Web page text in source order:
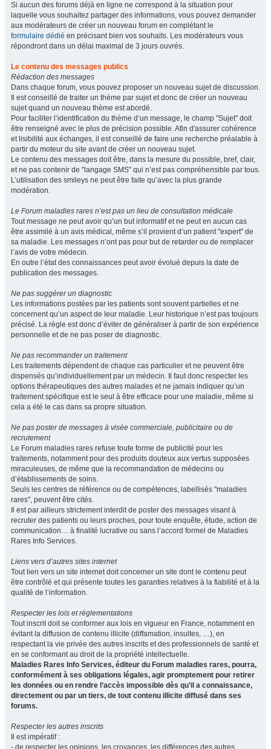
Si aucun des forums déjà en ligne ne correspond à la situation pour
laquelle vous souhaitez partager des informations, vous pouvez demander
aux modérateurs de créer un nouveau forum en complétant le
formulaire dédié en précisant bien vos souhaits. Les modérateurs vous
répondront dans un délai maximal de 3 jours ouvrés.
Le contenu des messages publics
Rédaction des messages
Dans chaque forum, vous pouvez proposer un nouveau sujet de discussion.
Il est conseillé de traiter un thème par sujet et donc de créer un nouveau
sujet quand un nouveau thème est abordé.
Pour faciliter l’identification du thème d’un message, le champ "Sujet" doit
être renseigné avec le plus de précision possible. Afin d'assurer cohérence
et lisibilité aux échanges, il est conseillé de faire une recherche préalable à
partir du moteur du site avant de créer un nouveau sujet.
Le contenu des messages doit être, dans la mesure du possible, bref, clair,
et ne pas contenir de "langage SMS" qui n’est pas compréhensible par tous.
L’utilisation des smileys ne peut être faite qu’avec la plus grande
modération.
Le Forum maladies rares n’est pas un lieu de consultation médicale
Tout message ne peut avoir qu’un but informatif et ne peut en aucun cas
être assimilé à un avis médical, même s’il provient d’un patient "expert" de
sa maladie. Les messages n’ont pas pour but de retarder ou de remplacer
l’avis de votre médecin.
En outre l’état des connaissances peut avoir évolué depuis la date de
publication des messages.
Ne pas suggérer un diagnostic
Les informations postées par les patients sont souvent partielles et ne
concernent qu’un aspect de leur maladie. Leur historique n’est pas toujours
précisé. La règle est donc d’éviter de généraliser à partir de son expérience
personnelle et de ne pas poser de diagnostic.
Ne pas recommander un traitement
Les traitements dépendent de chaque cas particulier et ne peuvent être
dispensés qu’individuellement par un médecin. Il faut donc respecter les
options thérapeutiques des autres malades et ne jamais indiquer qu’un
traitement spécifique est le seul à être efficace pour une maladie, même si
cela a été le cas dans sa propre situation.
Ne pas poster de messages à visée commerciale, publicitaire ou de
recrutement
Le Forum maladies rares refuse toute forme de publicité pour les
traitements, notamment pour des produits douteux aux vertus supposées
miraculeuses, de même que la recommandation de médecins ou
d’établissements de soins.
Seuls les centres de référence ou de compétences, labellisés "maladies
rares", peuvent être cités.
Il est par ailleurs strictement interdit de poster des messages visant à
recruter des patients ou leurs proches, pour toute enquête, étude, action de
communication… à finalité lucrative ou sans l’accord formel de Maladies
Rares Info Services.
Liens vers d’autres sites internet
Tout lien vers un site internet doit concerner un site dont le contenu peut
être contrôlé et qui présente toutes les garanties relatives à la fiabilité et à la
qualité de l’information.
Respecter les lois et réglementations
Tout inscrit doit se conformer aux lois en vigueur en France, notamment en
évitant la diffusion de contenu illicite (diffamation, insultes, …), en
respectant la vie privée des autres inscrits et des professionnels de santé et
en se conformant au droit de la propriété intellectuelle.
Maladies Rares Info Services, éditeur du Forum maladies rares, pourra,
conformément à ses obligations légales, agir promptement pour retirer
les données ou en rendre l’accès impossible dès qu’il a connaissance,
directement ou par un tiers, de tout contenu illicite diffusé dans ses
forums.
Respecter les autres inscrits
Il est impératif :
- de respecter les opinions, les croyances, les différences des autres